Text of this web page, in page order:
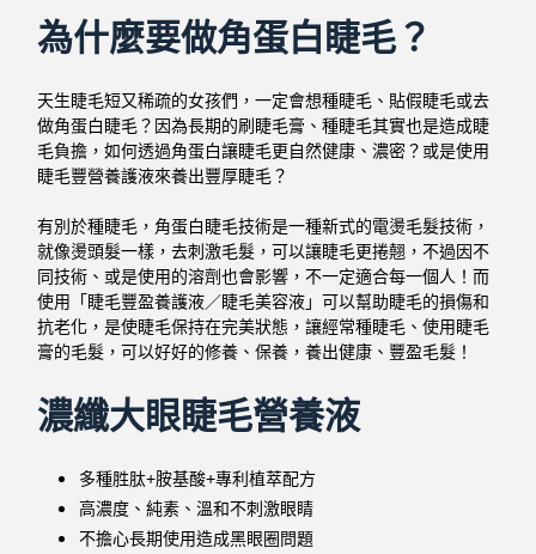
為什麼要做角蛋白睫毛？
天生睫毛短又稀疏的女孩們，一定會想種睫毛、貼假睫毛或去
做角蛋白睫毛？因為長期的刷睫毛膏、種睫毛其實也是造成睫
毛負擔，如何透過角蛋白讓睫毛更自然健康、濃密？或是使用
睫毛豐營養護液來養出豐厚睫毛？
有別於種睫毛，角蛋白睫毛技術是一種新式的電燙毛髮技術，
就像燙頭髮一樣，去刺激毛髮，可以讓睫毛更捲翹，不過因不
同技術、或是使用的溶劑也會影響，不一定適合每一個人！而
使用「睫毛豐盈養護液／睫毛美容液」可以幫助睫毛的損傷和
抗老化，是使睫毛保持在完美狀態，讓經常種睫毛、使用睫毛
膏的毛髮，可以好好的修養、保養，養出健康、豐盈毛髮！
濃纖大眼睫毛營養液
多種胜肽+胺基酸+專利植萃配方
高濃度、純素、溫和不刺激眼睛
不擔心長期使用造成黑眼圈問題